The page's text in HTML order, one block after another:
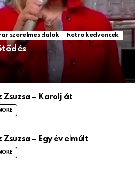
szerelmes dalok Retro kedvencek
Zsuzsa – Karolj át
Zsuzsa – Egy év elmúlt